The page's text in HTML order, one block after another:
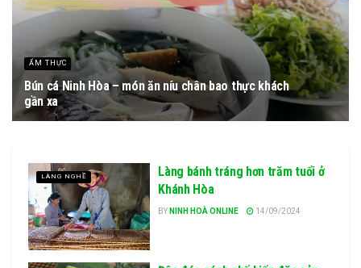
ẨM THỰC
Bún cá Ninh Hòa – món ăn níu chân bao thực khách
gần xa
LÀNG NGHỀ
Làng bánh tráng hơn trăm tuổi ở
Khánh Hòa
BY NINH HOÀ ONLINE 14/09/2024